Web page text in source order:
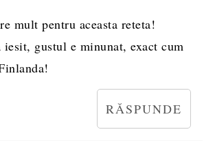
mult pentru aceasta reteta!
iesit, gustul e minunat, exact cum
RĂSPUNDE